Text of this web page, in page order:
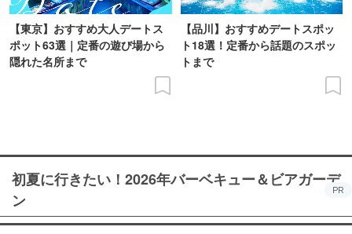
【東京】おすすめ大人デートス
ポット63選｜定番の遊び場から
隠れた名所まで
【品川】おすすめデートスポッ
ト18選！定番から話題のスポッ
トまで
初夏に行きたい！2026年バーベキュー＆ビアガーデ
ン
PR